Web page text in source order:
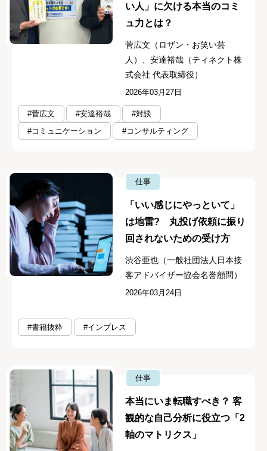
い人」に欠ける本当のコミ
ュ力とは？
菅広文（ロザン・お笑い芸
人）、安達裕哉（ティネクト株
式会社 代表取締役）
2026年03月27日
#菅広文 #安達裕哉
#対談
#コミュニケーション
#コンサルティング
仕事
「いい感じにやっといて」
は地雷? 丸投げ依頼に振り
回されないための受け方
渋谷亜也（一般社団法人日本接
客アドバイザー協会名誉顧問）
2026年03月24日
#書籍抜粋 #インプレス
仕事
本当にいま転職すべき？ 客
観的な自己分析に役立つ「2
軸のマトリクス」